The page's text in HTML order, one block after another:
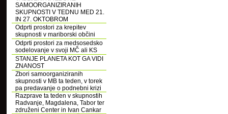
SAMOORGANIZIRANIH
SKUPNOSTI V TEDNU MED 21.
IN 27. OKTOBROM
Odprti prostori za krepitev
skupnosti v mariborski občini
Odprti prostori za medsosedsko
sodelovanje v svoji MČ ali KS
STANJE PLANETA KOT GA VIDI
ZNANOST
Zbori samoorganiziranih
skupnosti v MB ta teden, v torek
pa predavanje o podnebni krizi
Razprave ta teden v skupnostih
Radvanje, Magdalena, Tabor ter
združeni Center in Ivan Cankar